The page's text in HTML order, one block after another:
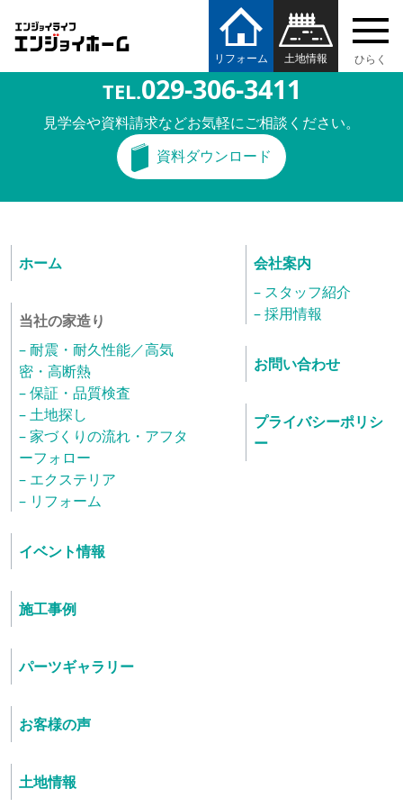
ス
エンジョイホーム
リフォーム 土地情報
株式会社 東海住宅
那珂郡東海村舟石川駅東2丁目16番21号
TEL.029-306-3411
見学会や資料請求などお気軽にご相談ください。
資料ダウンロード
ホーム
当社の家造り
– 耐震・耐久性能／高気
密・高断熱
– 保証・品質検査
– 土地探し
– 家づくりの流れ・アフタ
ーフォロー
– エクステリア
– リフォーム
イベント情報
施工事例
パーツギャラリー
お客様の声
土地情報
会社案内
– スタッフ紹介
– 採用情報
お問い合わせ
プライバシーポリシ
ー